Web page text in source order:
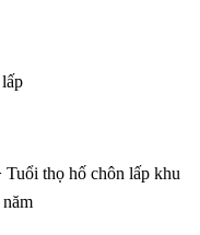
thọ hố chôn lấp khu